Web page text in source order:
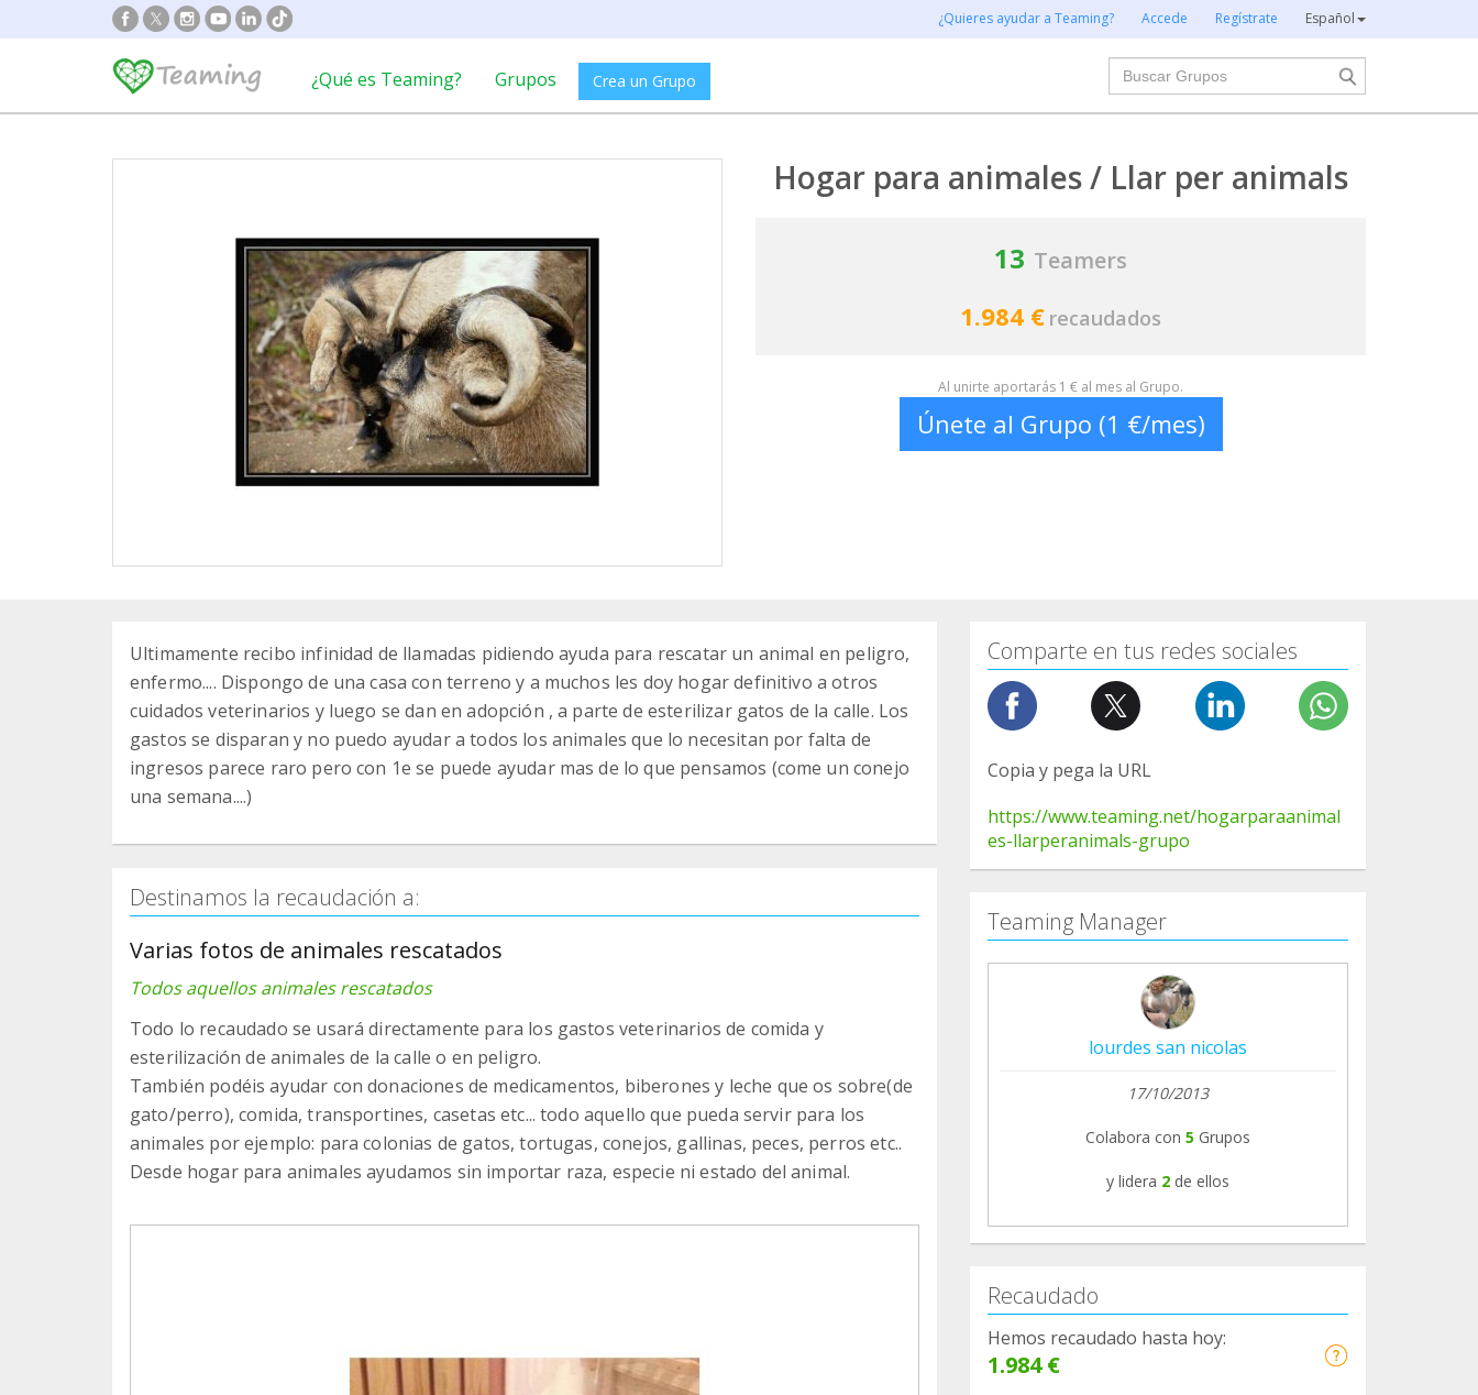
¿Quieres ayudar a Teaming? Accede Regístrate Español
¿Qué es Teaming? Grupos Crea un Grupo
Buscar
Hogar para animales / Llar per animals
13 Teamers
1.984 € recaudados
Al unirte aportarás 1 € al mes al Grupo.
Únete al Grupo (1 €/mes)
Ultimamente recibo infinidad de llamadas pidiendo ayuda para rescatar un animal en peligro,
enfermo.... Dispongo de una casa con terreno y a muchos les doy hogar definitivo a otros
cuidados veterinarios y luego se dan en adopción , a parte de esterilizar gatos de la calle. Los
gastos se disparan y no puedo ayudar a todos los animales que lo necesitan por falta de
ingresos parece raro pero con 1e se puede ayudar mas de lo que pensamos (come un conejo
una semana....)
Destinamos la recaudación a:
Varias fotos de animales rescatados
Todos aquellos animales rescatados
Todo lo recaudado se usará directamente para los gastos veterinarios de comida y
esterilización de animales de la calle o en peligro.
También podéis ayudar con donaciones de medicamentos, biberones y leche que os sobre(de
gato/perro), comida, transportines, casetas etc... todo aquello que pueda servir para los
animales por ejemplo: para colonias de gatos, tortugas, conejos, gallinas, peces, perros etc..
Desde hogar para animales ayudamos sin importar raza, especie ni estado del animal.
Comparte en tus redes sociales
Copia y pega la URL
https://www.teaming.net/hogarparaanimal
es-llarperanimals-grupo
Teaming Manager
lourdes san nicolas
17/10/2013
Colabora con 5 Grupos
y lidera 2 de ellos
Recaudado
Hemos recaudado hasta hoy:
1.984 €